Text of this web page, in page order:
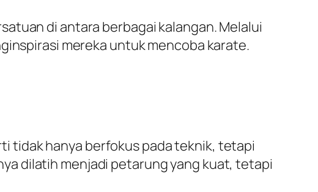
di antara berbagai kalangan. Melalui
mereka untuk mencoba karate.
tidak hanya berfokus pada teknik, tetapi
dilatih menjadi petarung yang kuat, tetapi